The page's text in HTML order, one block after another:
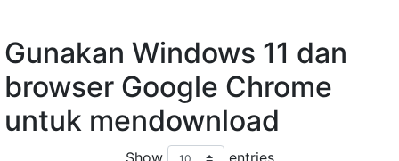
Gunakan Windows 11 dan
browser Google Chrome
untuk mendownload
Show entries